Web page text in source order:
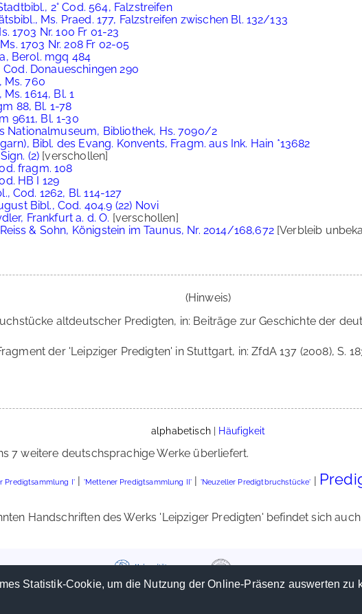
Statistik-Cookie, um die Nutzung der Online-Präsenz auswerten zu
2° Cod. 564, Falzstreifen
Ms. Praed. 177, Falzstreifen zwischen Bl. 132/133
1703 Nr. 100 Fr 01-23
1703 Nr. 208 Fr 02-05
Berol. mgq 484
Donaueschingen 290
Ms. 760
1614, Bl. 1
88, Bl. 1-78
9611, Bl. 1-30
Nationalmuseum, Bibliothek, Hs. 7090/2
Bibl. des Evang. Konvents, Fragm. aus Ink. Hain *13682
(2) [verschollen]
fragm. 108
HB I 129
Cod. 1262, Bl. 114-127
Bibl., Cod. 404.9 (22) Novi
Frankfurt a. d. O. [verschollen]
& Sohn, Königstein im Taunus, Nr. 2014/168,672[Verbleib
(Hinweis)
altdeutscher Predigten, in: Beiträge zur Geschichte der
der 'Leipziger Predigten' in Stuttgart, in: ZfdA 137 (2008), S.
alphabetisch| Häufigkeit
7 weitere deutschsprachige Werke überliefert.
Predigtsammlung I' | 'Mettener Predigtsammlung II' | 'Neuzeller Predigtbruchstücke' |
Handschriften des Werks 'Leipziger Predigten' befindet sich